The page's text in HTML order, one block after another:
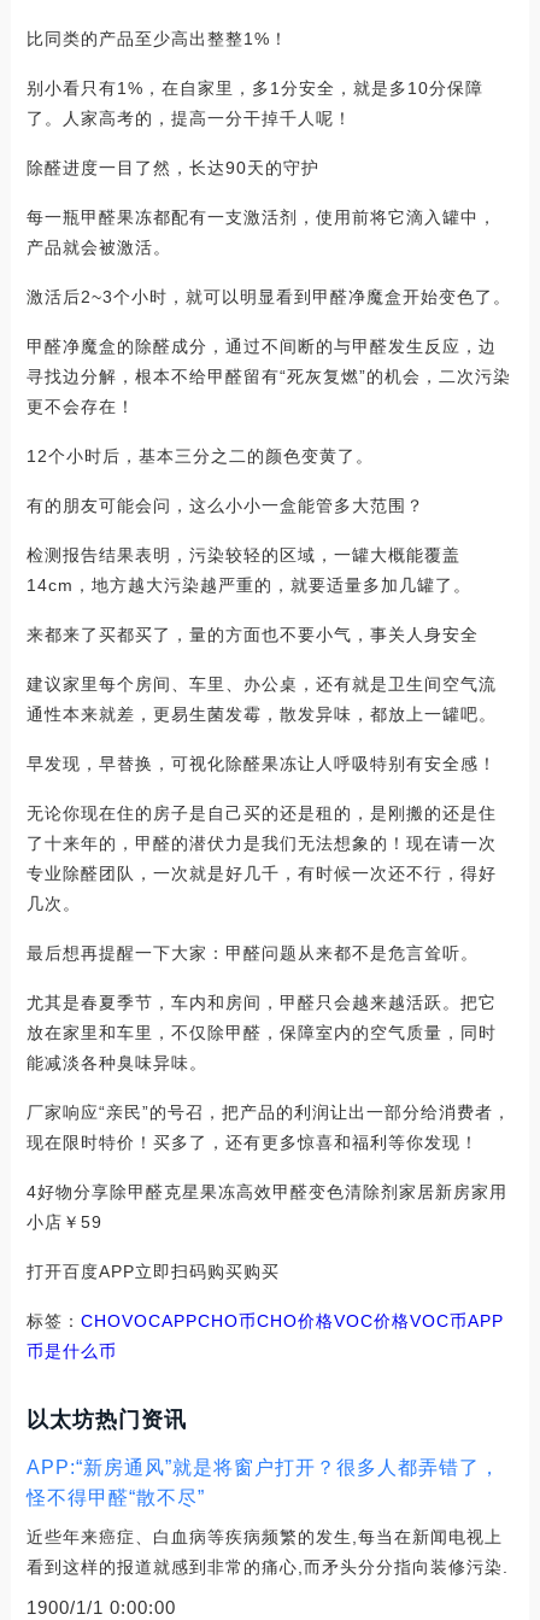
比同类的产品至少高出整整1%！
别小看只有1%，在自家里，多1分安全，就是多10分保障
了。人家高考的，提高一分干掉千人呢！
除醛进度一目了然，长达90天的守护
每一瓶甲醛果冻都配有一支激活剂，使用前将它滴入罐中，
产品就会被激活。
激活后2~3个小时，就可以明显看到甲醛净魔盒开始变色了。
甲醛净魔盒的除醛成分，通过不间断的与甲醛发生反应，边
寻找边分解，根本不给甲醛留有“死灰复燃”的机会，二次污染
更不会存在！
12个小时后，基本三分之二的颜色变黄了。
有的朋友可能会问，这么小小一盒能管多大范围？
检测报告结果表明，污染较轻的区域，一罐大概能覆盖
14cm，地方越大污染越严重的，就要适量多加几罐了。
来都来了买都买了，量的方面也不要小气，事关人身安全
建议家里每个房间、车里、办公桌，还有就是卫生间空气流
通性本来就差，更易生菌发霉，散发异味，都放上一罐吧。
早发现，早替换，可视化除醛果冻让人呼吸特别有安全感！
无论你现在住的房子是自己买的还是租的，是刚搬的还是住
了十来年的，甲醛的潜伏力是我们无法想象的！现在请一次
专业除醛团队，一次就是好几千，有时候一次还不行，得好
几次。
最后想再提醒一下大家：甲醛问题从来都不是危言耸听。
尤其是春夏季节，车内和房间，甲醛只会越来越活跃。把它
放在家里和车里，不仅除甲醛，保障室内的空气质量，同时
能减淡各种臭味异味。
厂家响应“亲民”的号召，把产品的利润让出一部分给消费者，
现在限时特价！买多了，还有更多惊喜和福利等你发现！
4好物分享除甲醛克星果冻高效甲醛变色清除剂家居新房家用
小店￥59
打开百度APP立即扫码购买购买
标签： CHOVOCAPPCHO币CHO价格VOC价格VOC币APP
币是什么币
以太坊热门资讯
APP:“新房通风”就是将窗户打开？很多人都弄错了，
怪不得甲醛“散不尽”
近些年来癌症、白血病等疾病频繁的发生,每当在新闻电视上
看到这样的报道就感到非常的痛心,而矛头分分指向装修污染.
1900/1/1 0:00:00